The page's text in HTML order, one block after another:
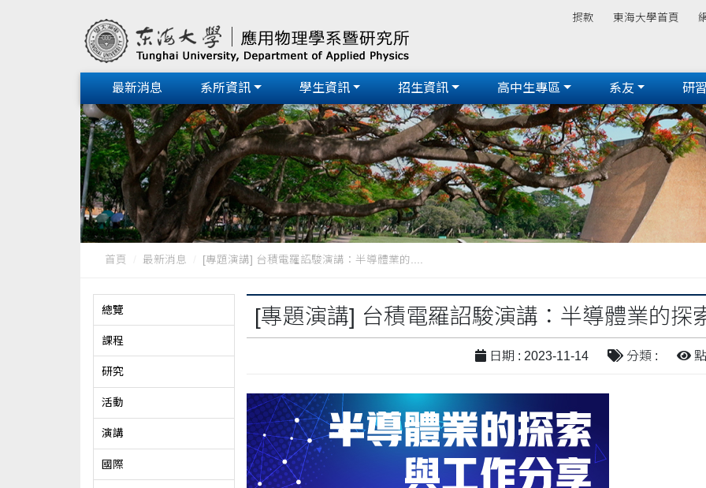
捐款 東海大學首頁
最新消息 系所資訊 學生資訊 招生資訊 高中生專區 系友 研
首頁 最新消息 [專題演講] 台積電羅詔駿演講：半導體業的....
總覽
課程
研究
活動
演講
國際
[專題演講] 台積電羅詔駿演講：半導體業的探
日期 : 2023-11-14 分類 :